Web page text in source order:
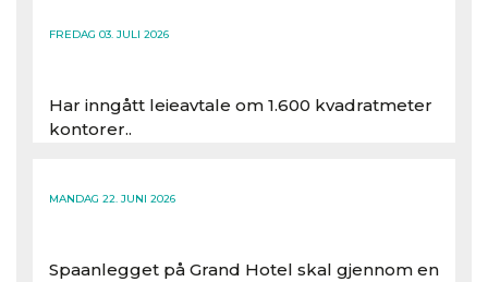
FREDAG 03. JULI 2026
Har inngått leieavtale om 1.600 kvadratmeter
kontorer..
MANDAG 22. JUNI 2026
Spaanlegget på Grand Hotel skal gjennom en